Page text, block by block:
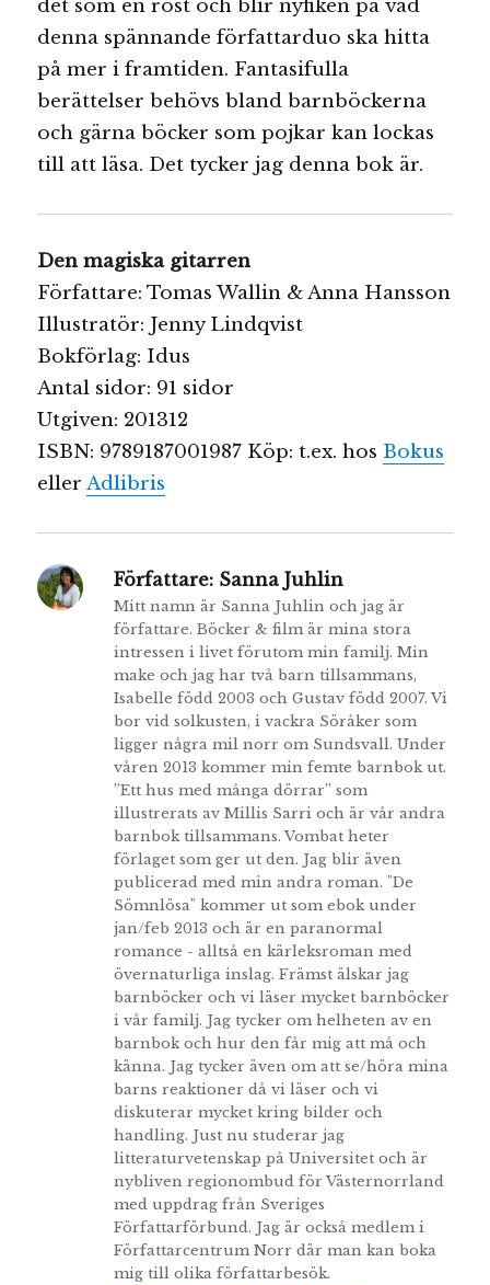
det som en röst och blir nyfiken på vad
denna spännande författarduo ska hitta
på mer i framtiden. Fantasifulla
berättelser behövs bland barnböckerna
och gärna böcker som pojkar kan lockas
till att läsa. Det tycker jag denna bok är.
Den magiska gitarren
Författare: Tomas Wallin & Anna Hansson
Illustratör: Jenny Lindqvist
Bokförlag: Idus
Antal sidor: 91 sidor
Utgiven: 201312
ISBN: 9789187001987 Köp: t.ex. hos Bokus
ellerAdlibris
Författare: Sanna Juhlin
Mitt namn är Sanna Juhlin och jag är
författare. Böcker & film är mina stora
intressen i livet förutom min familj. Min
make och jag har två barn tillsammans,
Isabelle född 2003 och Gustav född 2007. Vi
bor vid solkusten, i vackra Söråker som
ligger några mil norr om Sundsvall. Under
våren 2013 kommer min femte barnbok ut.
”Ett hus med många dörrar” som
illustrerats av Millis Sarri och är vår andra
barnbok tillsammans. Vombat heter
förlaget som ger ut den. Jag blir även
publicerad med min andra roman. "De
Sömnlösa" kommer ut som ebok under
jan/feb 2013 och är en paranormal
romance - alltså en kärleksroman med
övernaturliga inslag. Främst älskar jag
barnböcker och vi läser mycket barnböcker
i vår familj. Jag tycker om helheten av en
barnbok och hur den får mig att må och
känna. Jag tycker även om att se/höra mina
barns reaktioner då vi läser och vi
diskuterar mycket kring bilder och
handling. Just nu studerar jag
litteraturvetenskap på Universitet och är
nybliven regionombud för Västernorrland
med uppdrag från Sveriges
Författarförbund. Jag är också medlem i
Författarcentrum Norr där man kan boka
mig till olika författarbesök.